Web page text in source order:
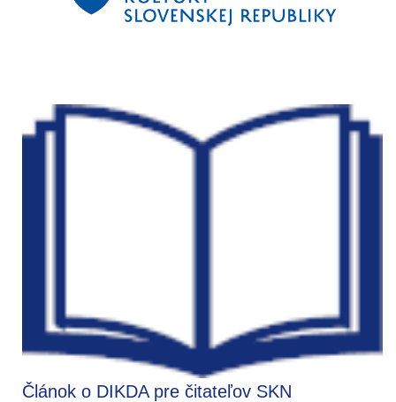
Článok o DIKDA pre čitateľov SKN